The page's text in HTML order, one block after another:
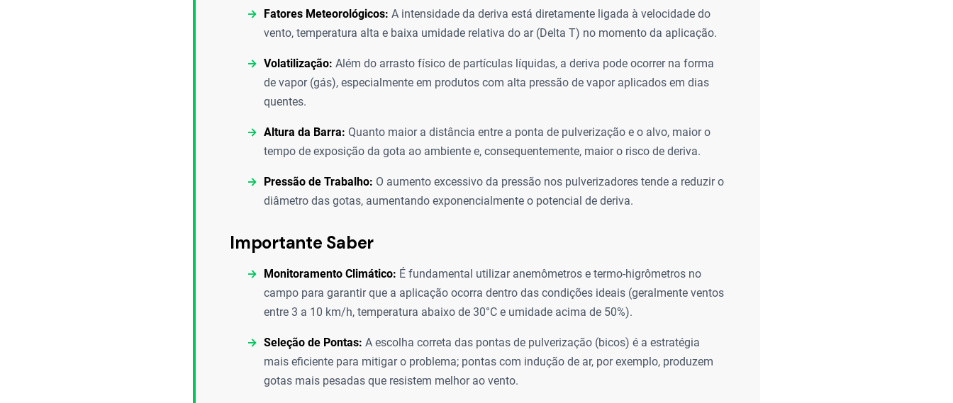
Fatores Meteorológicos: A intensidade da deriva está diretamente ligada à velocidade do
vento, temperatura alta e baixa umidade relativa do ar (Delta T) no momento da aplicação.
Volatilização: Além do arrasto físico de partículas líquidas, a deriva pode ocorrer na forma
de vapor (gás), especialmente em produtos com alta pressão de vapor aplicados em dias
quentes.
Altura da Barra: Quanto maior a distância entre a ponta de pulverização e o alvo, maior o
tempo de exposição da gota ao ambiente e, consequentemente, maior o risco de deriva.
Pressão de Trabalho: O aumento excessivo da pressão nos pulverizadores tende a reduzir o
diâmetro das gotas, aumentando exponencialmente o potencial de deriva.
Importante Saber
Monitoramento Climático: É fundamental utilizar anemômetros e termo-higrômetros no
campo para garantir que a aplicação ocorra dentro das condições ideais (geralmente ventos
entre 3 a 10 km/h, temperatura abaixo de 30°C e umidade acima de 50%).
Seleção de Pontas: A escolha correta das pontas de pulverização (bicos) é a estratégia
mais eficiente para mitigar o problema; pontas com indução de ar, por exemplo, produzem
gotas mais pesadas que resistem melhor ao vento.